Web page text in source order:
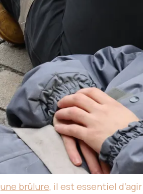
une brûlure, il est essentiel